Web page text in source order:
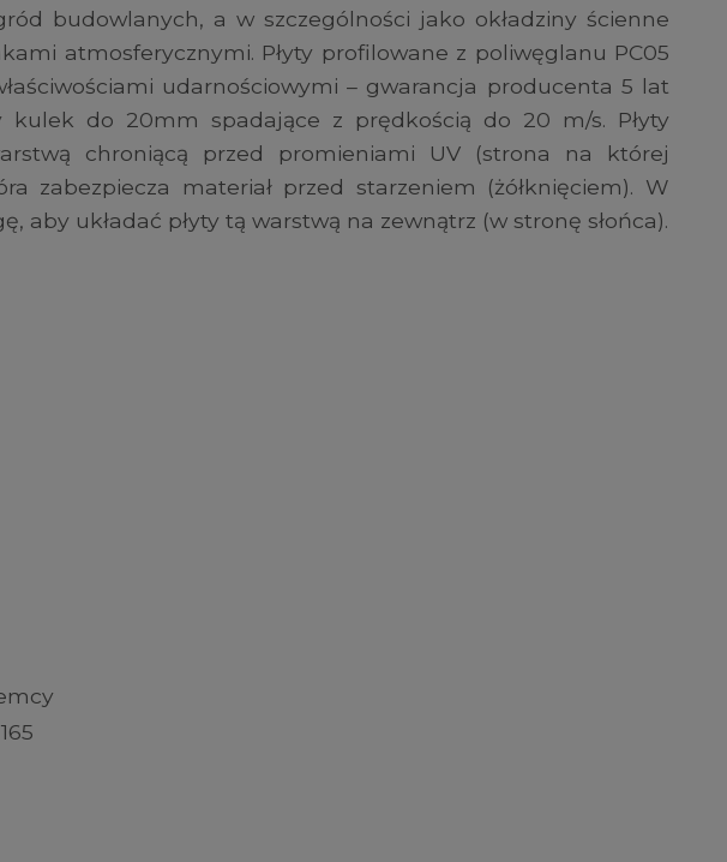
budowlanych, a w szczególności jako okładziny ścienne
atmosferycznymi. Płyty profilowane z poliwęglanu PC05
udarnościowymi – gwarancja producenta 5 lat
kulek do 20mm spadające z prędkością do 20 m/s. Płyty
chroniącą przed promieniami UV (strona na której
zabezpiecza materiał przed starzeniem (żółknięciem). W
aby układać płyty tą warstwą na zewnątrz (w stronę słońca).